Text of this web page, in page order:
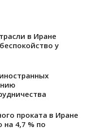
в Иране
у
проката в Иране
на 4,7 % по